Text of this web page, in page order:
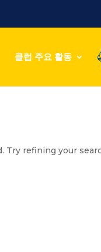
클럽 주요 활동
Try refining your